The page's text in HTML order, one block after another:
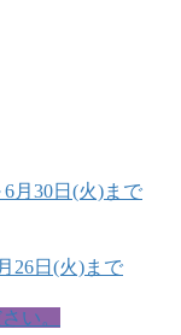
月30日(火)まで
26日(火)まで
い。